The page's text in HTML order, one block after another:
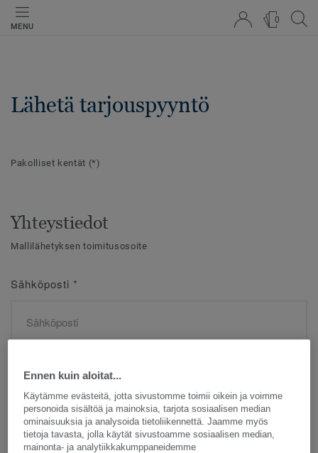
MENU
0
Lähetä tarjouspyyntö
Pakolliset kentät (*)
Yhteystiedot
Mallilähetyksen toimitusosoite
Sähköposti *
Etunimi*
Ennen kuin aloitat...
Käytämme evästeitä, jotta sivustomme toimii oikein ja voimme
personoida sisältöä ja mainoksia, tarjota sosiaalisen median
ominaisuuksia ja analysoida tietoliikennettä. Jaamme myös
tietoja tavasta, jolla käytät sivustoamme sosiaalisen median,
mainonta- ja analytiikkakumppaneidemme